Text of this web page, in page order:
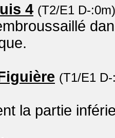
4 (T2/E1 D-:0m)
(T1/E1
la partie